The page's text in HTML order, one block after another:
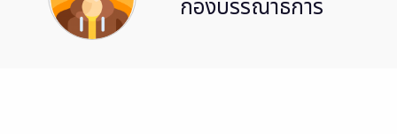
กองบรรณาธิการ